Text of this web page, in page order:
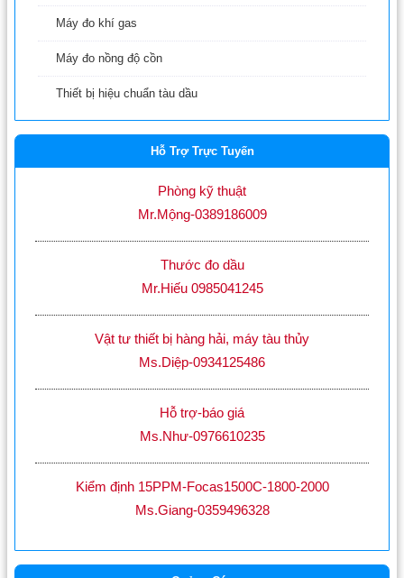
Máy đo khí gas
Máy đo nồng độ cồn
Thiết bị hiệu chuẩn tàu dầu
Hỗ Trợ Trực Tuyến
Phòng kỹ thuật
Mr.Mộng-0389186009
Thước đo dầu
Mr.Hiếu 0985041245
Vật tư thiết bị hàng hải, máy tàu thủy
Ms.Diệp-0934125486
Hỗ trợ-báo giá
Ms.Như-0976610235
Kiểm định 15PPM-Focas1500C-1800-2000
Ms.Giang-0359496328